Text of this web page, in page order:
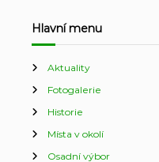
Hlavní menu
Aktuality
Fotogalerie
Historie
Místa v okolí
Osadní výbor